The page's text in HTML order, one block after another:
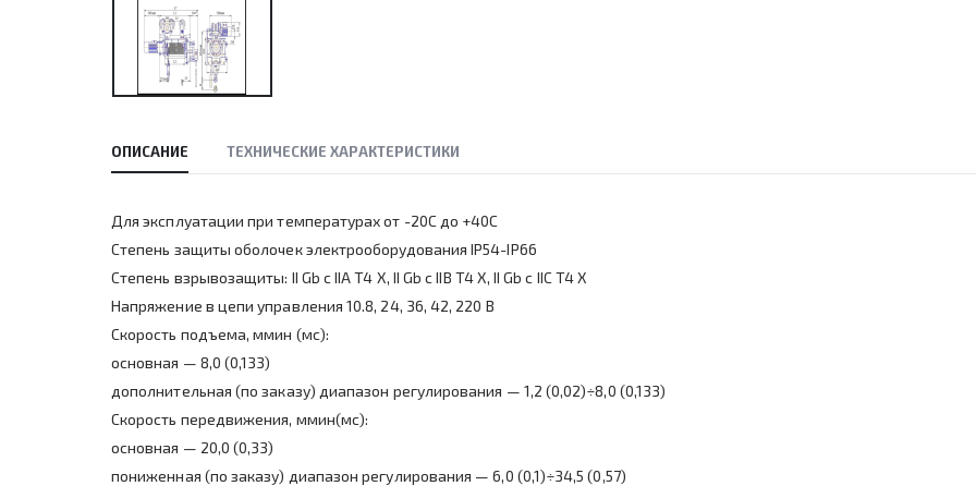
ОПИСАНИЕ ТЕХНИЧЕСКИЕ ХАРАКТЕРИСТИКИ
Для эксплуатации при температурах от -20С до +40С
Степень защиты оболочек электрооборудования IP54-IP66
Степень взрывозащиты: II Gb c IIA T4 X, II Gb c IIB T4 X, II Gb c IIC T4 X
Напряжение в цепи управления 10.8, 24, 36, 42, 220 В
Скорость подъема, ммин (мс):
основная — 8,0 (0,133)
дополнительная (по заказу) диапазон регулирования — 1,2 (0,02)÷8,0 (0,133)
Скорость передвижения, ммин(мс):
основная — 20,0 (0,33)
пониженная (по заказу) диапазон регулирования — 6,0 (0,1)÷34,5 (0,57)